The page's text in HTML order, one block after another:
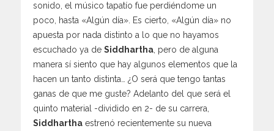
sonido, el músico tapatío fue perdiéndome un
poco, hasta «Algún día». Es cierto, «Algún día» no
apuesta por nada distinto a lo que no hayamos
escuchado ya de Siddhartha , pero de alguna
manera sí siento que hay algunos elementos que la
hacen un tanto distinta… ¿O será que tengo tantas
ganas de que me guste? Adelanto del que será el
quinto material -dividido en 2- de su carrera,
Siddhartha estrenó recientemente su nueva